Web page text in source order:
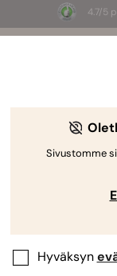
4.7/5
Seeds
CBD- ja F1-
Sivustomme
Hyväksyn